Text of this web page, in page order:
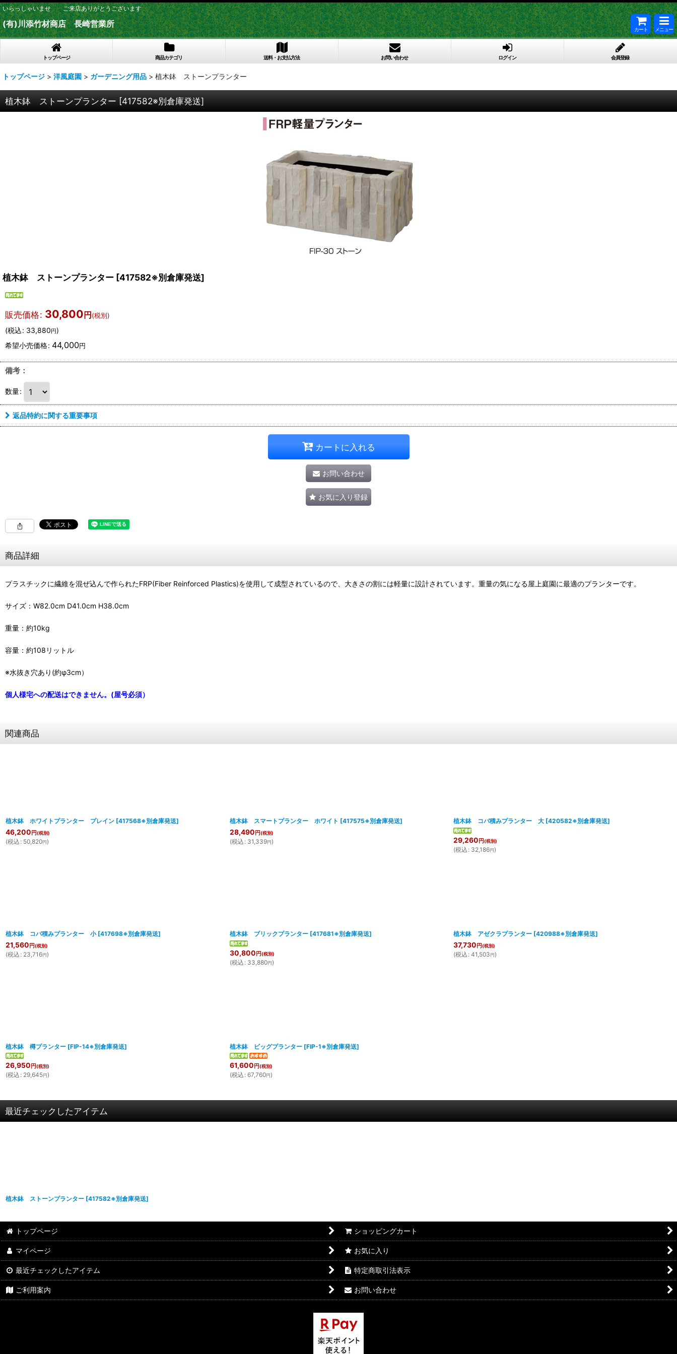
いらっしゃいませ ご来店ありがとうございます
(有)川添竹材商店 長崎営業所
カート メニュー
トップページ 商品カテゴリ 送料・お支払方法 お問い合わせ ログイン 会員登録
トップページ > 洋風庭園 > ガーデニング用品 > 植木鉢 ストーンプランター
植木鉢 ストーンプランター [417582※別倉庫発送]
植木鉢 ストーンプランター [417582※別倉庫発送]
販売価格: 30,800 円 (税別)
(税込: 33,880円)
希望小売価格: 44,000円
備考：
数量:
返品特約に関する重要事項
カートに入れる
お問い合わせ
お気に入り登録
商品詳細
プラスチックに繊維を混ぜ込んで作られたFRP(Fiber Reinforced Plastics)を使用して成型されているので、大きさの割には軽量に設計されています。重量の気になる屋上庭園に最適のプランターです。
サイズ：W82.0cm D41.0cm H38.0cm
重量：約10kg
容量：約108リットル
※水抜き穴あり(約φ3cm）
個人様宅への配送はできません。(屋号必須）
関連商品
植木鉢 ホワイトプランター プレイン [417568※別倉庫発送]
46,200 円(税別)
(税込 : 50,820円)
植木鉢 スマートプランター ホワイト [417575※別倉庫発送]
28,490 円(税別)
(税込 : 31,339円)
植木鉢 コバ積みプランター 大 [420582※別倉庫発送]
29,260 円(税別)
(税込 : 32,186円)
植木鉢 コバ積みプランター 小 [417698※別倉庫発送]
21,560 円(税別)
(税込 : 23,716円)
植木鉢 ブリックプランター [417681※別倉庫発送]
30,800 円(税別)
(税込 : 33,880円)
植木鉢 アゼクラプランター [420988※別倉庫発送]
37,730 円(税別)
(税込 : 41,503円)
植木鉢 樽プランター [FIP-14※別倉庫発送]
26,950 円(税別)
(税込 : 29,645円)
植木鉢 ビッグプランター [FIP-1※別倉庫発送]
61,600 円(税別)
(税込 : 67,760円)
最近チェックしたアイテム
植木鉢 ストーンプランター [417582※別倉庫発送]
トップページ ショッピングカート
マイページ お気に入り
最近チェックしたアイテム 特定商取引法表示
ご利用案内 お問い合わせ